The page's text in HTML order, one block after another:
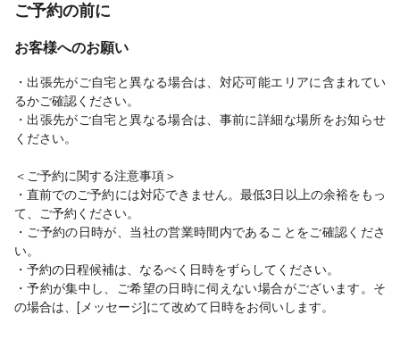
ご予約の前に
お客様へのお願い
・出張先がご自宅と異なる場合は、対応可能エリアに含まれてい
るかご確認ください。
・出張先がご自宅と異なる場合は、事前に詳細な場所をお知らせ
ください。
＜ご予約に関する注意事項＞
・直前でのご予約には対応できません。最低3日以上の余裕をもっ
て、ご予約ください。
・ご予約の日時が、当社の営業時間内であることをご確認くださ
い。
・予約の日程候補は、なるべく日時をずらしてください。
・予約が集中し、ご希望の日時に伺えない場合がございます。そ
の場合は、[メッセージ]にて改めて日時をお伺いします。